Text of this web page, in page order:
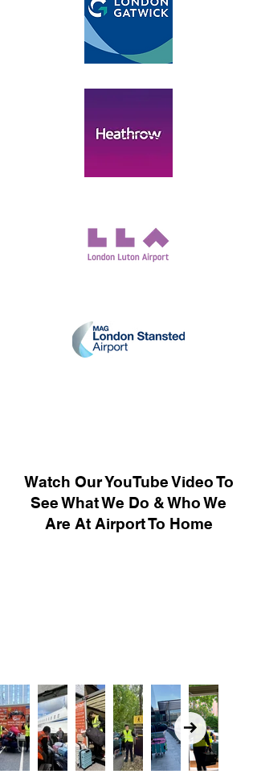
Watch Our YouTube Video To
See What We Do & Who We
Are At Airport To Home